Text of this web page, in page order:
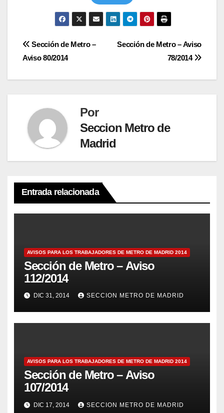
Navegación
Sección de Metro – Aviso
78/2014
Sección de Metro –
Aviso 80/2014
Por
Seccion Metro de
Madrid
Entrada relacionada
AVISOS PARA LOS TRABAJADORES DE METRO DE MADRID 2014
Sección de Metro – Aviso
112/2014
DIC 31, 2014 SECCION METRO DE MADRID
AVISOS PARA LOS TRABAJADORES DE METRO DE MADRID 2014
Sección de Metro – Aviso
107/2014
DIC 17, 2014 SECCION METRO DE MADRID